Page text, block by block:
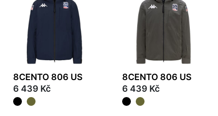
8CENTO 806 US
6 439 Kč
8CENTO 806 US
6 439 Kč